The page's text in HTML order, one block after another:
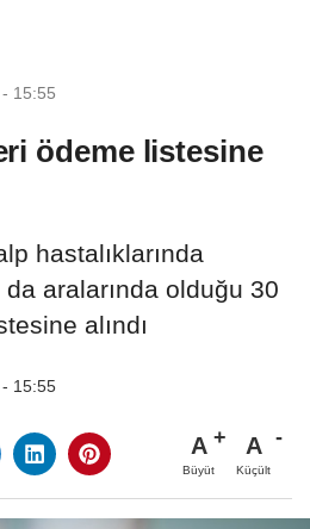
15:55
ödeme listesine
hastalıklarında
da aralarında olduğu 30
alındı
15:55
A
Büyüt
A
Küçült